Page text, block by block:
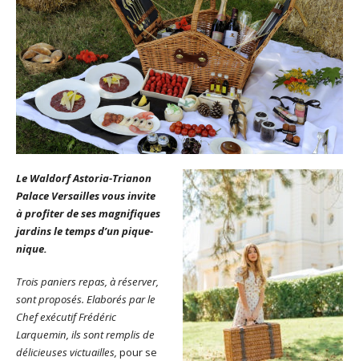
Le Waldorf Astoria-Trianon
Palace Versailles vous invite
à profiter de ses magnifiques
jardins le temps d’un pique-
nique.
Trois paniers repas, à réserver,
sont proposés. Elaborés par le
Chef exécutif Frédéric
Larquemin, ils sont remplis de
délicieuses victuailles, pour se